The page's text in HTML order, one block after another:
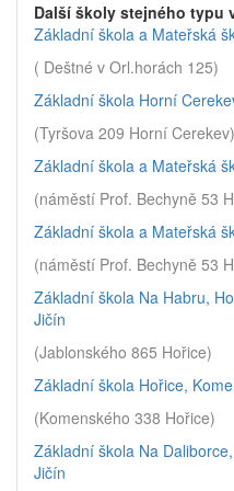
Další školy stejného typu
Základní škola a Mateřská
( Deštné v Orl.horách 125)
Základní škola Horní
(Tyršova 209 Horní Cerekev)
Základní škola a Mateřská
(náměstí Prof. Bechyně 53
Základní škola a Mateřská
(náměstí Prof. Bechyně 53
Základní škola Na Habru,
Jičín
(Jablonského 865 Hořice)
Základní škola Hořice,
(Komenského 338 Hořice)
Základní škola Na
Jičín